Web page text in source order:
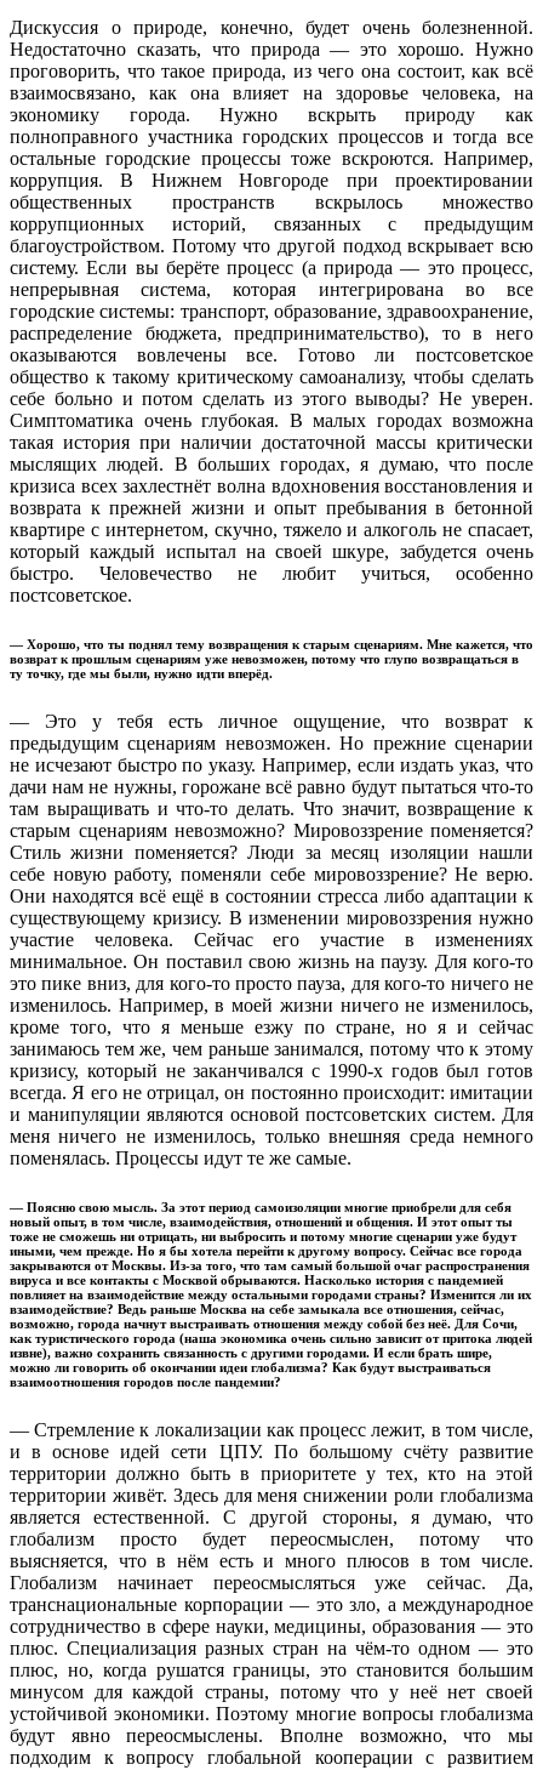
Дискуссия о природе, конечно, будет очень болезненной.
Недостаточно сказать, что природа — это хорошо. Нужно
проговорить, что такое природа, из чего она состоит, как всё
взаимосвязано, как она влияет на здоровье человека, на
экономику города. Нужно вскрыть природу как
полноправного участника городских процессов и тогда все
остальные городские процессы тоже вскроются. Например,
коррупция. В Нижнем Новгороде при проектировании
общественных пространств вскрылось множество
коррупционных историй, связанных с предыдущим
благоустройством. Потому что другой подход вскрывает всю
систему. Если вы берёте процесс (а природа — это процесс,
непрерывная система, которая интегрирована во все
городские системы: транспорт, образование, здравоохранение,
распределение бюджета, предпринимательство), то в него
оказываются вовлечены все. Готово ли постсоветское
общество к такому критическому самоанализу, чтобы сделать
себе больно и потом сделать из этого выводы? Не уверен.
Симптоматика очень глубокая. В малых городах возможна
такая история при наличии достаточной массы критически
мыслящих людей. В больших городах, я думаю, что после
кризиса всех захлестнёт волна вдохновения восстановления и
возврата к прежней жизни и опыт пребывания в бетонной
квартире с интернетом, скучно, тяжело и алкоголь не спасает,
который каждый испытал на своей шкуре, забудется очень
быстро. Человечество не любит учиться, особенно
постсоветское.
— Хорошо, что ты поднял тему возвращения к старым сценариям. Мне кажется, что
возврат к прошлым сценариям уже невозможен, потому что глупо возвращаться в
ту точку, где мы были, нужно идти вперёд.
— Это у тебя есть личное ощущение, что возврат к
предыдущим сценариям невозможен. Но прежние сценарии
не исчезают быстро по указу. Например, если издать указ, что
дачи нам не нужны, горожане всё равно будут пытаться что-то
там выращивать и что-то делать. Что значит, возвращение к
старым сценариям невозможно? Мировоззрение поменяется?
Стиль жизни поменяется? Люди за месяц изоляции нашли
себе новую работу, поменяли себе мировоззрение? Не верю.
Они находятся всё ещё в состоянии стресса либо адаптации к
существующему кризису. В изменении мировоззрения нужно
участие человека. Сейчас его участие в изменениях
минимальное. Он поставил свою жизнь на паузу. Для кого-то
это пике вниз, для кого-то просто пауза, для кого-то ничего не
изменилось. Например, в моей жизни ничего не изменилось,
кроме того, что я меньше езжу по стране, но я и сейчас
занимаюсь тем же, чем раньше занимался, потому что к этому
кризису, который не заканчивался с 1990-х годов был готов
всегда. Я его не отрицал, он постоянно происходит: имитации
и манипуляции являются основой постсоветских систем. Для
меня ничего не изменилось, только внешняя среда немного
поменялась. Процессы идут те же самые.
— Поясню свою мысль. За этот период самоизоляции многие приобрели для себя
новый опыт, в том числе, взаимодействия, отношений и общения. И этот опыт ты
тоже не сможешь ни отрицать, ни выбросить и потому многие сценарии уже будут
иными, чем прежде. Но я бы хотела перейти к другому вопросу. Сейчас все города
закрываются от Москвы. Из-за того, что там самый большой очаг распространения
вируса и все контакты с Москвой обрываются. Насколько история с пандемией
повлияет на взаимодействие между остальными городами страны? Изменится ли их
взаимодействие? Ведь раньше Москва на себе замыкала все отношения, сейчас,
возможно, города начнут выстраивать отношения между собой без неё. Для Сочи,
как туристического города (наша экономика очень сильно зависит от притока людей
извне), важно сохранить связанность с другими городами. И если брать шире,
можно ли говорить об окончании идеи глобализма? Как будут выстраиваться
взаимоотношения городов после пандемии?
— Стремление к локализации как процесс лежит, в том числе,
и в основе идей сети ЦПУ. По большому счёту развитие
территории должно быть в приоритете у тех, кто на этой
территории живёт. Здесь для меня снижении роли глобализма
является естественной. С другой стороны, я думаю, что
глобализм просто будет переосмыслен, потому что
выясняется, что в нём есть и много плюсов в том числе.
Глобализм начинает переосмысляться уже сейчас. Да,
транснациональные корпорации — это зло, а международное
сотрудничество в сфере науки, медицины, образования — это
плюс. Специализация разных стран на чём-то одном — это
плюс, но, когда рушатся границы, это становится большим
минусом для каждой страны, потому что у неё нет своей
устойчивой экономики. Поэтому многие вопросы глобализма
будут явно переосмыслены. Вполне возможно, что мы
подходим к вопросу глобальной кооперации с развитием